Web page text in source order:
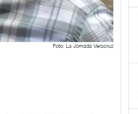
Foto: La Jornada Veracruz